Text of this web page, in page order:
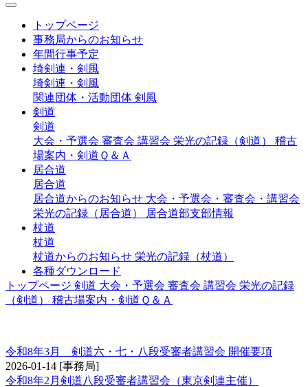
トップページ
事務局からのお知らせ
年間行事予定
埼剣連・剣風
埼剣連・剣風
関連団体・活動団体 剣風
剣道
剣道
大会・予選会 審査会 講習会 栄光の記録（剣道） 稽古
場案内・剣道Ｑ＆Ａ
居合道
居合道
居合道からのお知らせ 大会・予選会・審査会・講習会
栄光の記録（居合道）
居合道部支部情報
杖道
杖道
杖道からのお知らせ 栄光の記録（杖道）
各種ダウンロード
トップページ 剣道 大会・予選会 審査会 講習会 栄光の記録
（剣道） 稽古場案内・剣道Ｑ＆Ａ
令和8年3月 剣道六・七・八段受審者講習会 開催要項
2026-01-14 [事務局]
令和8年2月剣道八段受審者講習会（東京剣連主催）